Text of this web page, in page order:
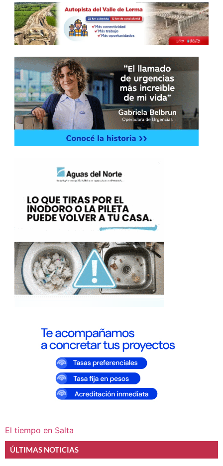
El tiempo en Salta
ÚLTIMAS NOTICIAS